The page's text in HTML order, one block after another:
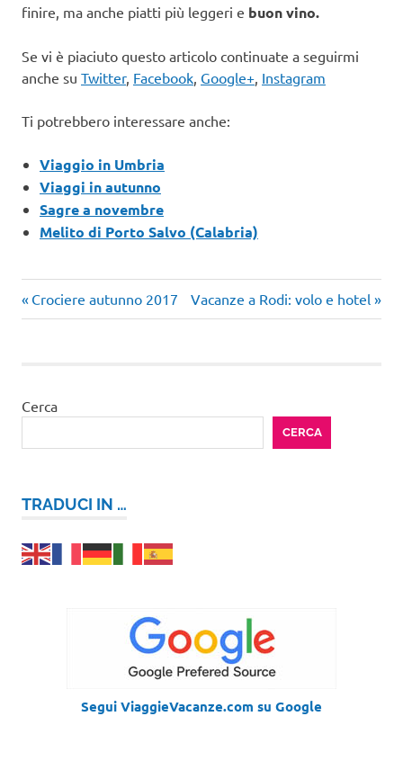
finire, ma anche piatti più leggeri e buon vino.
Se vi è piaciuto questo articolo continuate a seguirmi
anche su Twitter, Facebook Google+ Instagram
Ti potrebbero interessare anche:
Viaggio in Umbria
Viaggi in autunno
Sagre a novembre
Melito di Porto Salvo (Calabria)
Navigazione
Articolo
precedente:
Crociere autunno 2017
Articolo
successivo:
Vacanze a Rodi: volo e hotel
Cerca
CERCA
TRADUCI IN …
Segui ViaggieVacanze.com su Google